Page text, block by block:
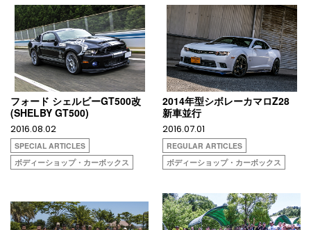
フォード シェルビーGT500改
(SHELBY GT500)
2016.08.02
SPECIAL ARTICLES
ボディーショップ・カーボックス
2014年型シボレーカマロZ28
新車並行
2016.07.01
REGULAR ARTICLES
ボディーショップ・カーボックス